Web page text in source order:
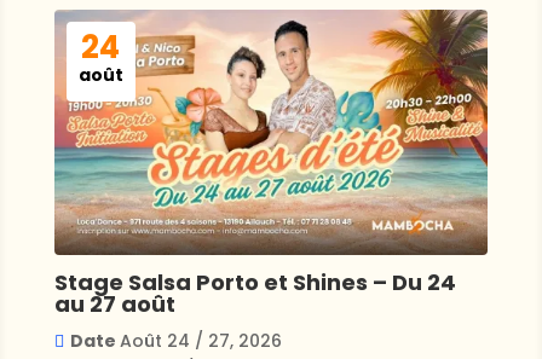
24
août
Stage Salsa Porto et Shines – Du 24
au 27 août
Date Août 24 / 27, 2026